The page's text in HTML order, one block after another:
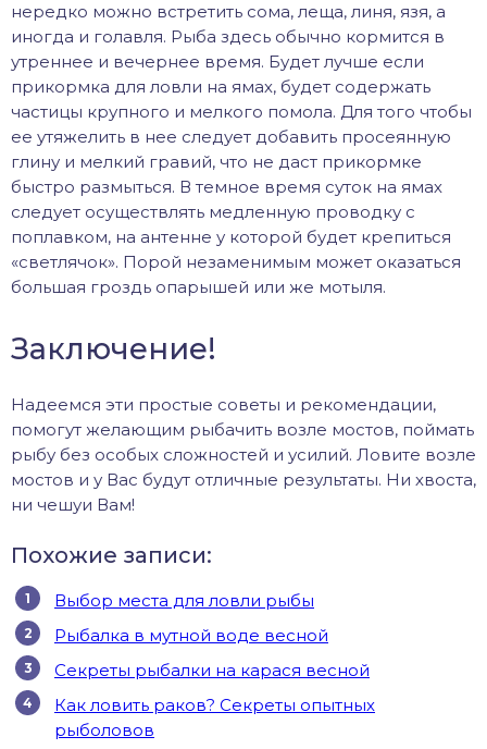
нередко можно встретить сома, леща, линя, язя, а
иногда и голавля. Рыба здесь обычно кормится в
утреннее и вечернее время. Будет лучше если
прикормка для ловли на ямах, будет содержать
частицы крупного и мелкого помола. Для того чтобы
ее утяжелить в нее следует добавить просеянную
глину и мелкий гравий, что не даст прикормке
быстро размыться. В темное время суток на ямах
следует осуществлять медленную проводку с
поплавком, на антенне у которой будет крепиться
«светлячок». Порой незаменимым может оказаться
большая гроздь опарышей или же мотыля.
Заключение!
Надеемся эти простые советы и рекомендации,
помогут желающим рыбачить возле мостов, поймать
рыбу без особых сложностей и усилий. Ловите возле
мостов и у Вас будут отличные результаты. Ни хвоста,
ни чешуи Вам!
Похожие записи:
Выбор места для ловли рыбы
Рыбалка в мутной воде весной
Секреты рыбалки на карася весной
Как ловить раков? Секреты опытных
рыболовов